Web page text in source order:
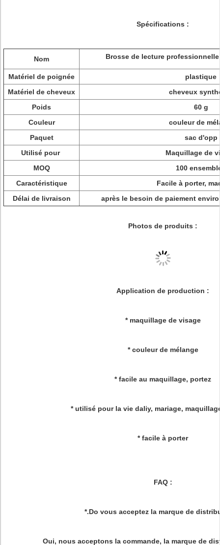
Spécifications :
Nom Brosse de lecture
Matériel de poignée
plastique
Matériel de cheveux
cheveux
Poids
60 g
Couleur
couleur de
Paquet
sac d'opp
Utilisé pour
Maquillage de
MOQ
100
Caractéristique
Facile à porter,
Délai de livraison
après le besoin de paiement
Photos de produits :
Application de production :
* maquillage de visage
* couleur de mélange
* facile au maquillage, portez
* utilisé pour la vie daliy, mariage,
* facile à porter
FAQ :
*.Do vous acceptez la marque de
Oui, nous acceptons la commande, la marque de